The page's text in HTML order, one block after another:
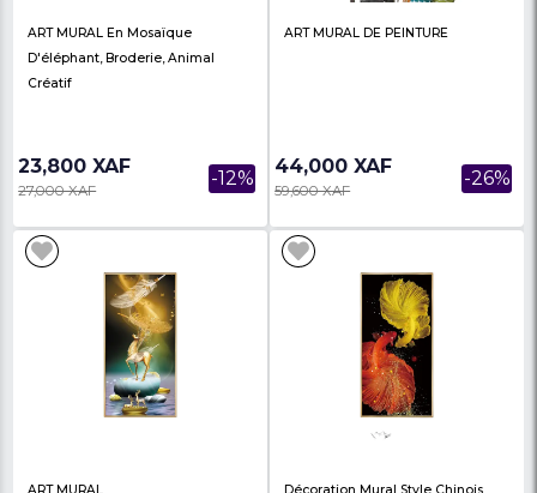
Art Mural
23,800 XAF
27,500 XAF
ART MURAL DE
24,000 XAF
27,800 XAF